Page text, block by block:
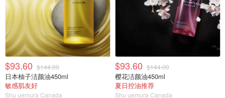
$93.60 $144.00
日本柚子洁颜油450ml
敏感肌友好
Shu uemura Canada
$93.60 $144.00
樱花洁颜油450ml
夏日控油推荐
Shu uemura Canada